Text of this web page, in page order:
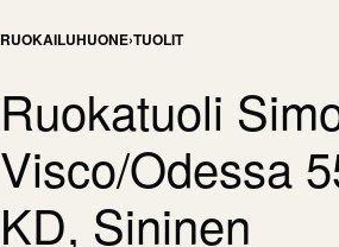
RUOKAILUHUONE›TUOLIT
Ruokatuoli
Visco/Odessa
KD, Sininen